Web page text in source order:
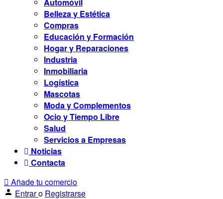
Belleza y Estética
Compras
Educación y Formación
Hogar y Reparaciones
Industria
Inmobiliaria
Logística
Mascotas
Moda y Complementos
Ocio y Tiempo Libre
Salud
Servicios a Empresas
Noticias
Contacta
Añade tu comercio
Entraro Registrarse